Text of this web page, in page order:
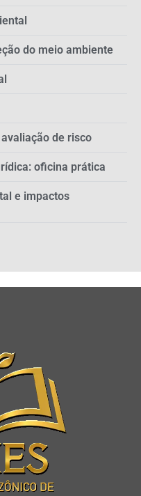
do meio ambiente
de risco
oficina prática
e impactos